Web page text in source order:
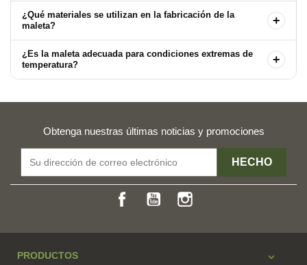
¿Qué materiales se utilizan en la fabricación de la
maleta?
+
¿Es la maleta adecuada para condiciones extremas de
temperatura?
+
Obtenga nuestras últimas noticias y promociones
Facebook YouTube
PRODUCTOS 